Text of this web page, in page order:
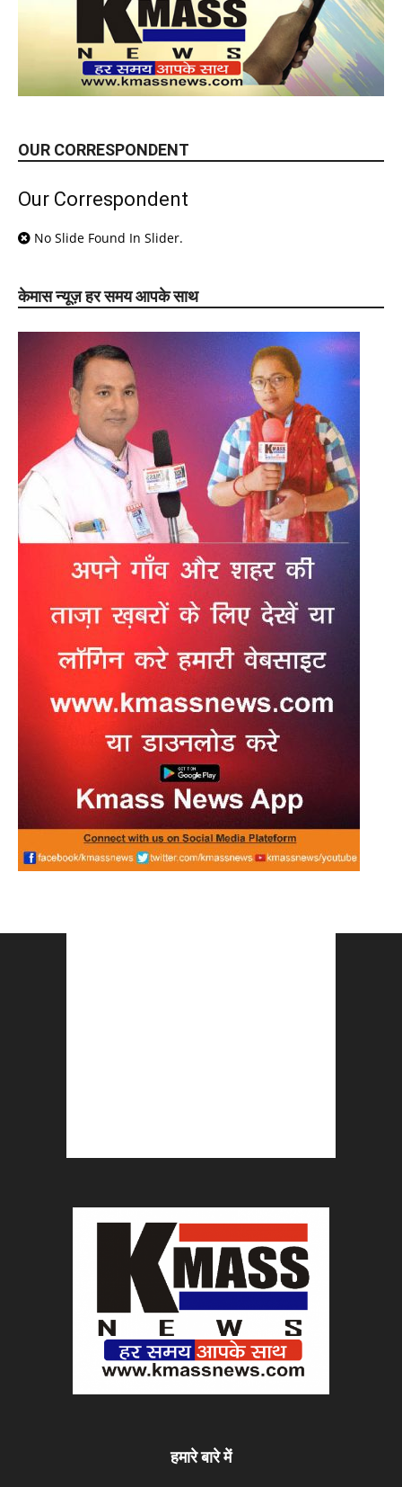
OUR CORRESPONDENT
Our Correspondent
No Slide Found In Slider.
केमास न्यूज़ हर समय आपके साथ
हमारे बारे में